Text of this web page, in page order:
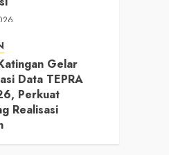
Gelar
Data TEPRA
Perkuat
Realisasi